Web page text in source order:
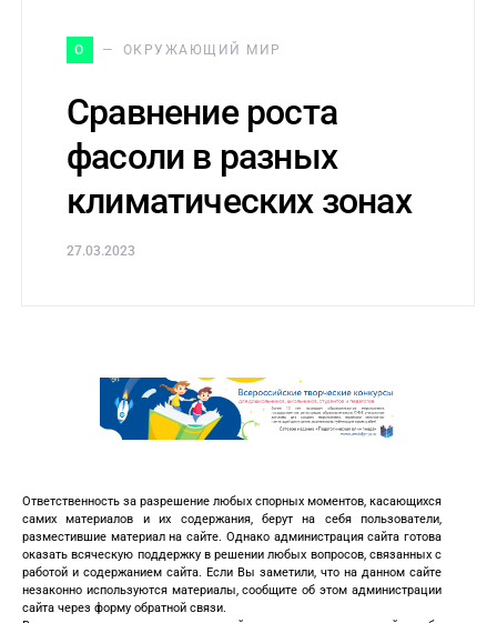
О ОКРУЖАЮЩИЙ МИР
Сравнение роста
фасоли в разных
климатических зонах
27.03.2023
Ответственность за разрешение любых спорных моментов, касающихся
самих материалов и их содержания, берут на себя пользователи,
разместившие материал на сайте. Однако администрация сайта готова
оказать всяческую поддержку в решении любых вопросов, связанных с
работой и содержанием сайта. Если Вы заметили, что на данном сайте
незаконно используются материалы, сообщите об этом администрации
сайта через форму обратной связи.